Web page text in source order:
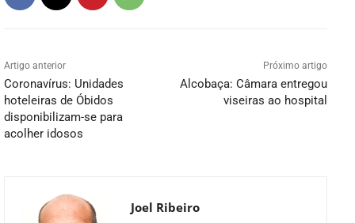
Artigo anterior
Coronavírus: Unidades
hoteleiras de Óbidos
disponibilizam-se para
acolher idosos
Próximo artigo
Alcobaça: Câmara entregou
viseiras ao hospital
Joel Ribeiro